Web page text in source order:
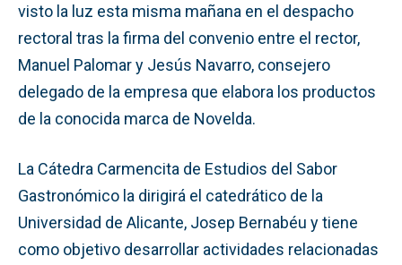
visto la luz esta misma mañana en el despacho
rectoral tras la firma del convenio entre el rector,
Manuel Palomar y Jesús Navarro, consejero
delegado de la empresa que elabora los productos
de la conocida marca de Novelda.
La Cátedra Carmencita de Estudios del Sabor
Gastronómico la dirigirá el catedrático de la
Universidad de Alicante, Josep Bernabéu y tiene
como objetivo desarrollar actividades relacionadas